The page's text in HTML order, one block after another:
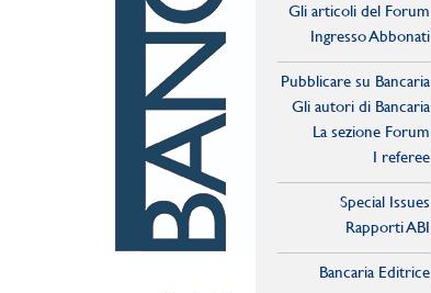
Gli articoli del Forum
Ingresso Abbonati
Pubblicare su Bancaria
Gli autori di Bancaria
La sezione Forum
I referee
Special Issues
Rapporti ABI
Bancaria Editrice